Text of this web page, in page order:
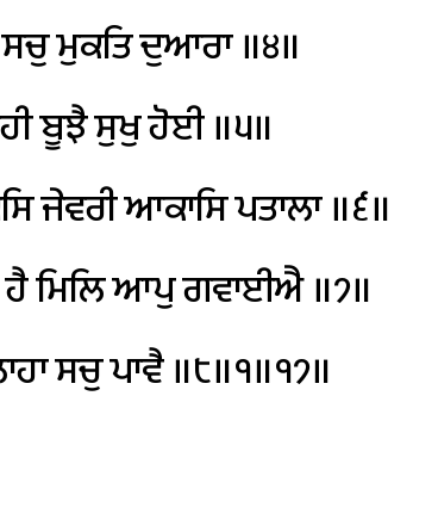
ਮੁਕਤਿਦੁਆਰਾ॥੪॥
ਬੂਝੈਸੁਖੁਹੋਈ॥੫॥
ਜੇਵਰੀਆਕਾਸਿਪਤਾਲਾ॥੬॥
ਹੈਮਿਲਿਆਪੁਗਵਾਈਐ॥੭॥
ਸਚੁਪਾਵੈ॥੮॥੧॥੧੭॥